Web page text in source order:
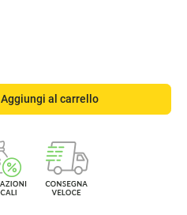
Aggiungi al carrello